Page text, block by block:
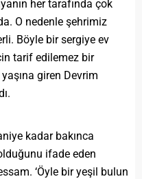
her tarafında çok
O nedenle şehrimiz
Böyle bir sergiye ev
tarif edilemez bir
giren Devrim
kadar bakınca
ifade eden
‘Öyle bir yeşil bulun